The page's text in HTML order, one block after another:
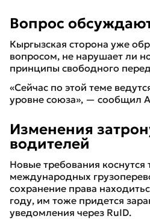
Вопрос
Кыргызская сторона уже
вопросом, не нарушает ли
принципы свободного
«Сейчас по этой теме
уровне союза», — сообщил
Изменения
водителей
Новые требования коснутся
международных
сохранение права
году, им тоже придется
уведомления через RuID.